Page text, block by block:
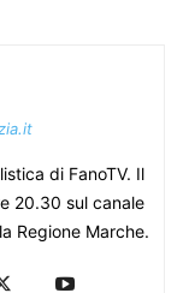
di FanoTV. Il
20.30 sul canale
Regione Marche.